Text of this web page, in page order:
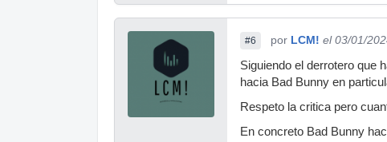
#6 por LCM! el 03/01/
Siguiendo el derrotero que
hacia Bad Bunny en
Respeto la critica pero
En concreto Bad Bunny